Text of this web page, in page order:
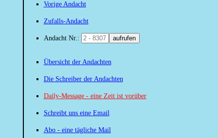
Vorige Andacht
Zufalls-Andacht
Andacht Nr.: aufrufen
Übersicht der Andachten
Die Schreiber der Andachten
Daily-Message - eine Zeit ist vorüber
Schreibt uns eine Email
Abo - eine tägliche Mail